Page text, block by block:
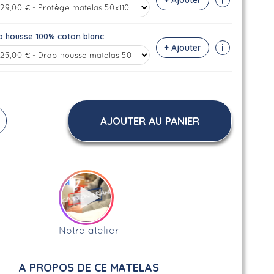
housse 100% coton blanc
+ Ajouter i
AJOUTER AU PANIER
Notre atelier
A PROPOS DE CE MATELAS